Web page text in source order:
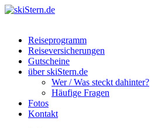
Reiseprogramm
Reiseversicherungen
Gutscheine
über skiStern.de
Wer / Was steckt dahinter?
Häufige Fragen
Fotos
Kontakt